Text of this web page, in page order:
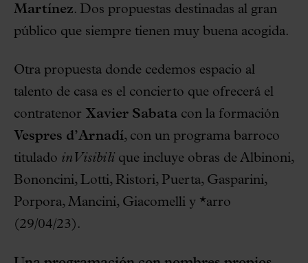
Martínez. Dos propuestas destinadas al gran
público que siempre tienen muy buena acogida.
Otra propuesta donde cedemos espacio al
talento de casa es el concierto que ofrecerá el
contratenor Xavier Sabata con la formación
Vespres d’Arnadí, con un programa barroco
titulado inVisibili que incluye obras de Albinoni,
Bononcini, Lotti, Ristori, Puerta, Gasparini,
Porpora, Mancini, Giacomelli y *arro
(29/04/23).